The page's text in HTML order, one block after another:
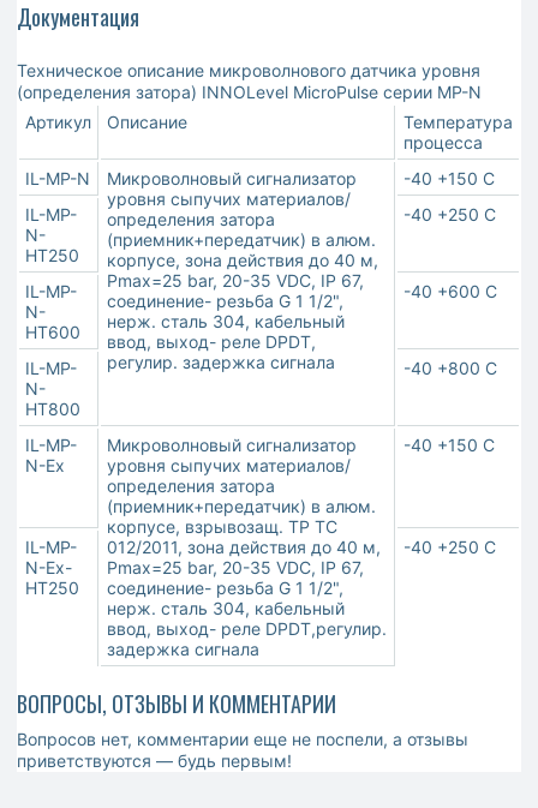
Документация
Техническое описание микроволнового датчика уровня
(определения затора) INNOLevel MicroPulse серии MP-N
Артикул
Описание
Температура
процесса
IL-MP-N
Микроволновый сигнализатор
уровня сыпучих материалов/
определения затора
(приемник+передатчик) в алюм.
корпусе, зона действия до 40 м,
Pmax=25 bar, 20-35 VDC, IP 67,
соединение- резьба G 1 1/2",
нерж. сталь 304, кабельный
ввод, выход- реле DPDT,
регулир. задержка сигнала
-40 +150 С
IL-MP-
N-
HT250
-40 +250 С
IL-MP-
N-
HT600
-40 +600 С
IL-MP-
N-
HT800
-40 +800 С
IL-MP-
N-Ex
Микроволновый сигнализатор
уровня сыпучих материалов/
определения затора
(приемник+передатчик) в алюм.
корпусе, взрывозащ. ТР ТС
012/2011, зона действия до 40 м,
Pmax=25 bar, 20-35 VDC, IP 67,
соединение- резьба G 1 1/2",
нерж. сталь 304, кабельный
ввод, выход- реле DPDT,регулир.
задержка сигнала
-40 +150 С
IL-MP-
N-Ex-
HT250
-40 +250 С
ВОПРОСЫ, ОТЗЫВЫ И КОММЕНТАРИИ
Вопросов нет, комментарии еще не поспели, а отзывы
приветствуются — будь первым!